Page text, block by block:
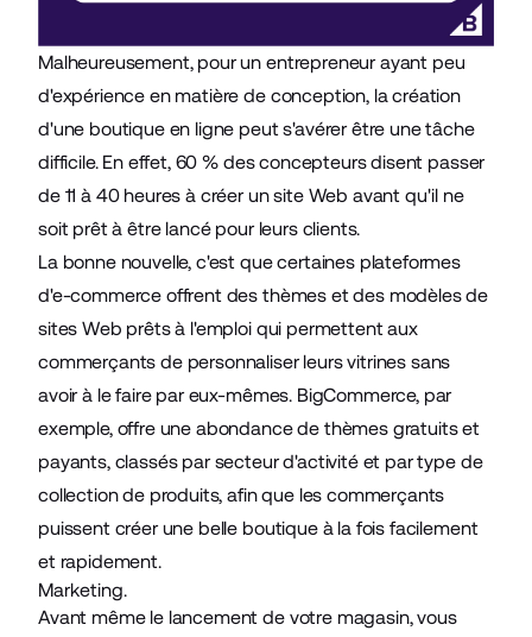
Malheureusement, pour un entrepreneur ayant peu
d'expérience en matière de conception, la création
d'une boutique en ligne peut s'avérer être une tâche
difficile. En effet, 60 % des concepteurs disent passer
de 11 à 40 heures à créer un site Web avant qu'il ne
soit prêt à être lancé pour leurs clients.
La bonne nouvelle, c'est que certaines plateformes
d'e-commerce offrent des thèmes et des modèles de
sites Web prêts à l'emploi qui permettent aux
commerçants de personnaliser leurs vitrines sans
avoir à le faire par eux-mêmes. BigCommerce, par
exemple, offre une abondance de thèmes gratuits et
payants, classés par secteur d'activité et par type de
collection de produits, afin que les commerçants
puissent créer une belle boutique à la fois facilement
et rapidement.
Marketing.
Avant même le lancement de votre magasin, vous